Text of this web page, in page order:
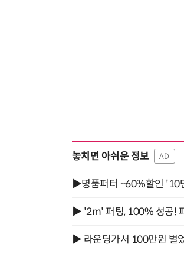
놓치면 아쉬운 정보 AD
▶명품퍼터 ~60%할인 '10
▶ '2m' 퍼팅, 100% 성공!
▶ 라운딩가서 100만원 벌